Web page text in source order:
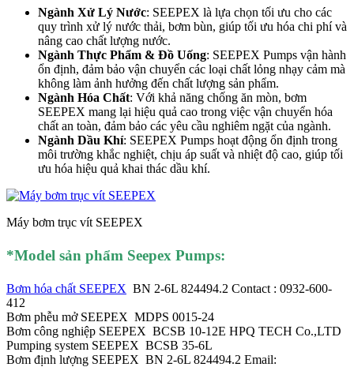
Ngành Xử Lý Nước: SEEPEX là lựa chọn tối ưu cho các
quy trình xử lý nước thải, bơm bùn, giúp tối ưu hóa chi phí và
nâng cao chất lượng nước.
Ngành Thực Phẩm & Đồ Uống: SEEPEX Pumps vận hành
ổn định, đảm bảo vận chuyển các loại chất lỏng nhạy cảm mà
không làm ảnh hưởng đến chất lượng sản phẩm.
Ngành Hóa Chất: Với khả năng chống ăn mòn, bơm
SEEPEX mang lại hiệu quả cao trong việc vận chuyển hóa
chất an toàn, đảm bảo các yêu cầu nghiêm ngặt của ngành.
Ngành Dầu Khí: SEEPEX Pumps hoạt động ổn định trong
môi trường khắc nghiệt, chịu áp suất và nhiệt độ cao, giúp tối
ưu hóa hiệu quả khai thác dầu khí.
Máy bơm trục vít SEEPEX
*Model sản phẩm Seepex Pumps:
Bơm hóa chất SEEPEX BN 2-6L 824494.2 Contact : 0932-600-
412
Bơm phễu mở SEEPEX MDPS 0015-24
Bơm công nghiệp SEEPEX BCSB 10-12E HPQ TECH Co.,LTD
Pumping system SEEPEX BCSB 35-6L
Bơm định lượng SEEPEX BN 2-6L 824494.2 Email: